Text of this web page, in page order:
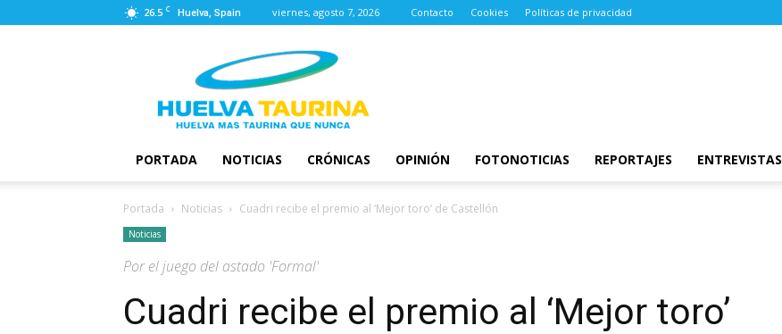
26.5 C Huelva, Spain viernes, agosto 7, 2026 Contacto Cookies Políticas de privacidad
Taurina
PORTADA NOTICIAS CRÓNICAS OPINIÓN FOTONOTICIAS REPORTAJES ENTREVISTAS
Portada Noticias Cuadri recibe el premio al ‘Mejor toro’ de Castellón
Noticias
Por el juego del astado 'Formal'
Cuadri recibe el premio al ‘Mejor toro’